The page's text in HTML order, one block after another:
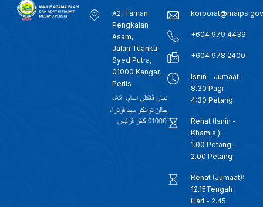
A2, Taman
Pengkalan
Asam,
Jalan Tuanku
Syed Putra,
01000 Kangar,
Perlis
+604 979 4439
+604 978 2400
Isnin - Jumaat:
8.30 Pagi -
4:30 Petang
Rehat (Isnin -
Khamis ):
1.00 Petang -
2.00 Petang
Rehat (Jumaat):
12.15Tengah
Hari - 2.45